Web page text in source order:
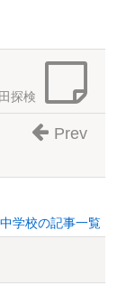
探検
Prev
学校の記事一覧